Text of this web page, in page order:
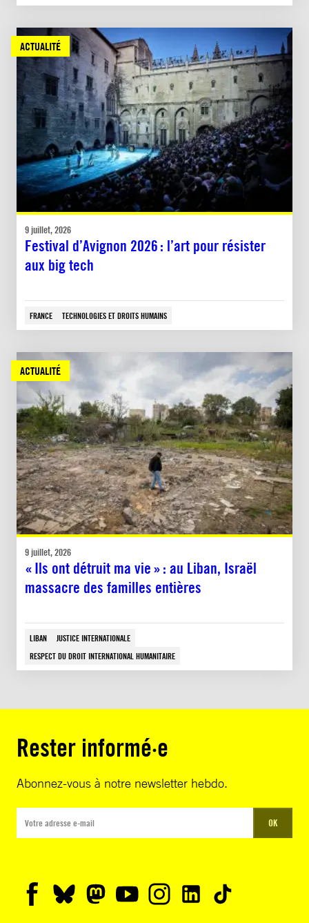
ACTUALITÉ
9 juillet, 2026
Festival d’Avignon 2026 : l’art pour résister
aux big tech
FRANCE TECHNOLOGIES ET DROITS HUMAINS
ACTUALITÉ
9 juillet, 2026
« Ils ont détruit ma vie » : au Liban, Israël
massacre des familles entières
LIBAN
JUSTICE INTERNATIONALE
RESPECT DU DROIT INTERNATIONAL HUMANITAIRE
Rester informé·e
Abonnez-vous à notre newsletter hebdo.
OK